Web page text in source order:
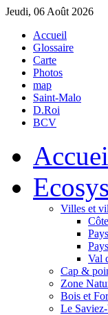
Jeudi, 06 Août 2026
Accueil
Glossaire
Carte
Photos
map
Saint-Malo
D.Roi
BCV
Eco
Villes et
Val
Cap &
Zone
Bois et
Le